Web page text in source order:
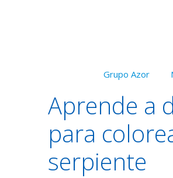
Grupo Azor
Aprende a
para
serpiente